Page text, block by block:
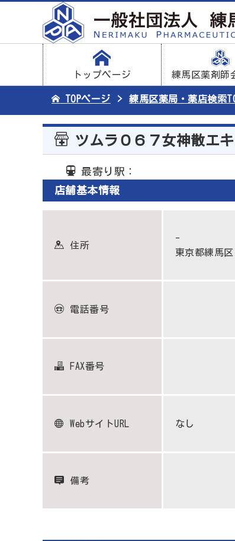
トップページ 練馬区薬剤師
TOPページ 練馬区薬局・薬店検索
ツムラ０６７女神散エ
最寄り駅：
店舗基本情報
住所
-
東京都練馬区
電話番号
FAX番号
WebサイトURL なし
備考